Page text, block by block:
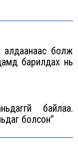
болж
барилдах нь
байлаа.
болсон”